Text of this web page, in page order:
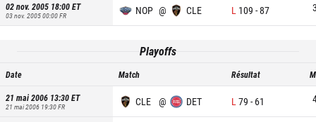
02 nov. 2005 18:00ET
03 nov. 2005 00:00FR NOP @ CLE L 109 -87
Playoffs
Date Match Résultat
21 mai 2006 13:30ET
21 mai 2006 19:30FR CLE @ DET L 79 - 61